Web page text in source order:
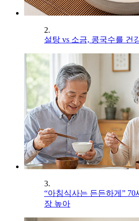
2.
설탕 vs 소금, 콩국수를 건
3.
“아침식사는 든든하게”
장 높아